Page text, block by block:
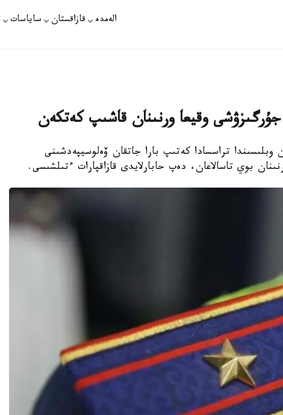
الەمدە قازاقستان ساياسات
وقيعا ورنىنان قاشىپ كەتكەن
وبلىسىندا تراسسادا كەتىپ بارا جاتقان ۆەلوسيپەدشىنى
بوي تاسالاعان، دەپ حابارلايدى قازاقپارات ءتىلشىسى.